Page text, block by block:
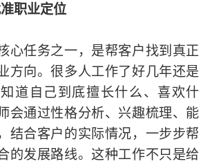
职业定位
心任务之一，是帮客户找到真正
方向。很多人工作了好几年还是
道自己到底擅长什么、喜欢什
会通过性格分析、兴趣梳理、能
结合客户的实际情况，一步步帮
的发展路线。这种工作不只是给